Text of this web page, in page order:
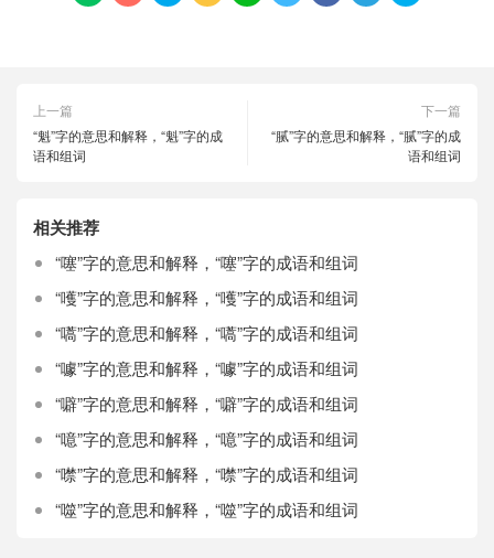
上一篇
“魁”字的意思和解释，“魁”字的成
语和组词
下一篇
“腻”字的意思和解释，“腻”字的成
语和组词
相关推荐
“噻”字的意思和解释，“噻”字的成语和组词
“嚄”字的意思和解释，“嚄”字的成语和组词
“嚆”字的意思和解释，“嚆”字的成语和组词
“噱”字的意思和解释，“噱”字的成语和组词
“噼”字的意思和解释，“噼”字的成语和组词
“噫”字的意思和解释，“噫”字的成语和组词
“噤”字的意思和解释，“噤”字的成语和组词
“噬”字的意思和解释，“噬”字的成语和组词